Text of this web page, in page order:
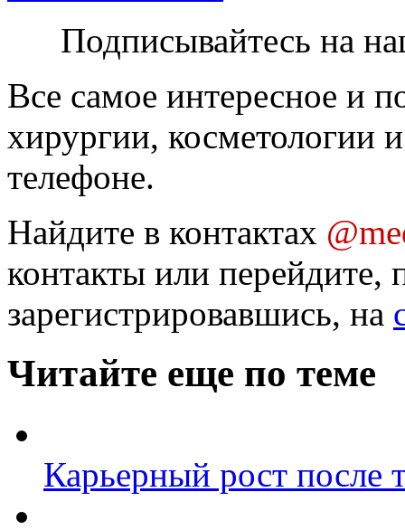
Подписывайтесь на
Все самое интересное и
хирургии, косметологии
телефоне.
Найдите в контактах
контакты или перейдите,
зарегистрировавшись, на
Читайте еще по теме
Карьерный рост после